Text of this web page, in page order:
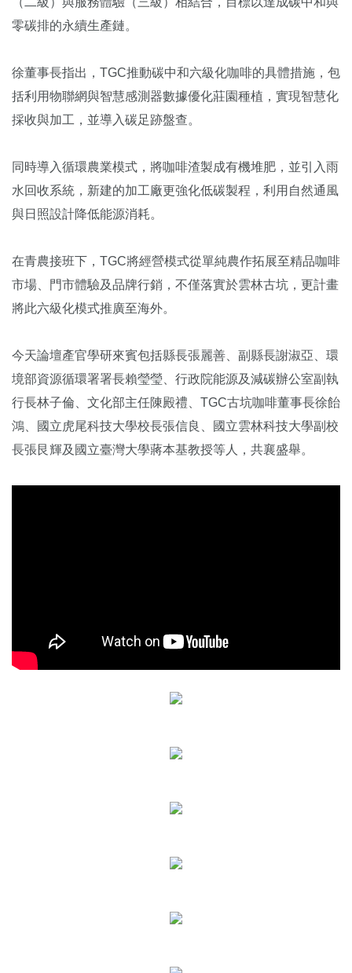
零碳排的永續生產鏈。
徐董事長指出，TGC推動碳中和六級化咖啡的具體措施，包
括利用物聯網與智慧感測器數據優化莊園種植，實現智慧化
採收與加工，並導入碳足跡盤查。
同時導入循環農業模式，將咖啡渣製成有機堆肥，並引入雨
水回收系統，新建的加工廠更強化低碳製程，利用自然通風
與日照設計降低能源消耗。
在青農接班下，TGC將經營模式從單純農作拓展至精品咖啡
市場、門市體驗及品牌行銷，不僅落實於雲林古坑，更計畫
將此六級化模式推廣至海外。
今天論壇產官學研來賓包括縣長張麗善、副縣長謝淑亞、環
境部資源循環署署長賴瑩瑩、行政院能源及減碳辦公室副執
行長林子倫、文化部主任陳殿禮、TGC古坑咖啡董事長徐飴
鴻、國立虎尾科技大學校長張信良、國立雲林科技大學副校
長張艮輝及國立臺灣大學蔣本基教授等人，共襄盛舉。